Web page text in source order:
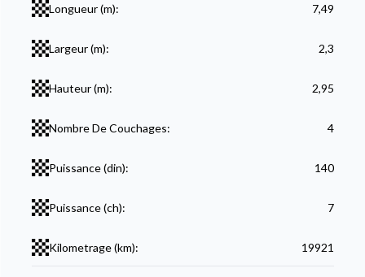
Longueur (m): 7,49
Largeur (m): 2,3
Hauteur (m): 2,95
Nombre De Couchages: 4
Puissance (din): 140
Puissance (ch): 7
Kilometrage (km): 19921